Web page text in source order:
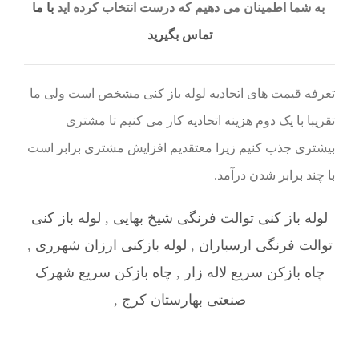
به شما اطمینان می دهیم که درست انتخاب کرده ایدبا ما
تماس بگیرید
تعرفه قیمت های اتحادیه لوله باز کنی مشخص است ولی ما
تقریبا با یک دوم هزینه اتحادیه کار می کنیم تا مشتری
بیشتری جذب کنیم زیرا معتقدیم افزایش مشتری برابر است
با چند برابر شدن درآمد.
لوله باز کنی توالت فرنگی شیخ بهایی , لوله باز کنی
توالت فرنگی ارسباران , لوله بازکنی ارزان شهرری ,
چاه بازکن سریع لاله زار , چاه بازکن سریع شهرک
صنعتی بهارستان کرج ,